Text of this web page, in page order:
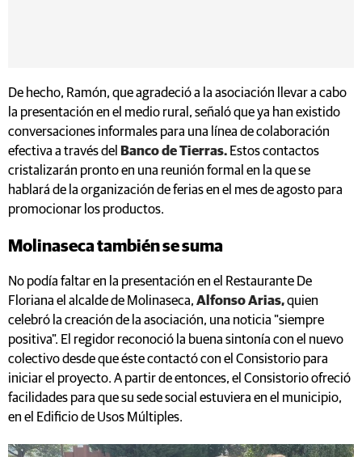
De hecho, Ramón, que agradeció a la asociación llevar a cabo
la presentación en el medio rural, señaló que ya han existido
conversaciones informales para una línea de colaboración
efectiva a través del
Banco de Tierras. Estos contactos
cristalizarán pronto en una reunión formal en la que se
hablará de la organización de ferias en el mes de agosto para
promocionar los productos.
Molinaseca también se suma
No podía faltar en la presentación en el Restaurante De
Floriana el alcalde de Molinaseca, Alfonso Arias,quien
celebró la creación de la asociación, una noticia "siempre
positiva". El regidor reconoció la buena sintonía con el nuevo
colectivo desde que éste contactó con el Consistorio para
iniciar el proyecto. A partir de entonces, el Consistorio ofreció
facilidades para que su sede social estuviera en el municipio,
en el Edificio de Usos Múltiples.